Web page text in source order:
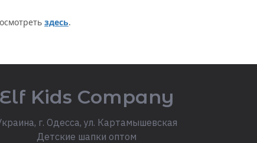
здесь.
Elf Kids Company
г. Одесса, ул. Картамышевская
Детские шапки оптом